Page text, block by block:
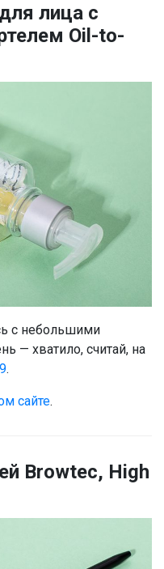
лица с
Oil-to-
с небольшими
— хватило, считай, на
.
сайте.
Browtec, High